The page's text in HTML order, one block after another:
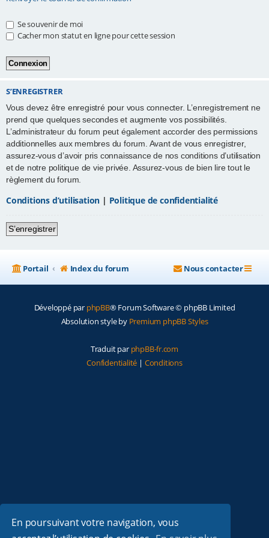
En poursuivant votre navigation, vous
Se souvenir de moi
Cacher mon statut en ligne pour cette session
S’ENREGISTRER
Vous devez être enregistré pour vous connecter. L’enregistrement ne
prend que quelques secondes et augmente vos possibilités.
L’administrateur du forum peut également accorder des permissions
additionnelles aux membres du forum. Avant de vous enregistrer,
assurez-vous d’avoir pris connaissance de nos conditions d’utilisation
et de notre politique de vie privée. Assurez-vous de bien lire tout le
règlement du forum.
Conditions d’utilisation | Politique de confidentialité
S’enregistrer
Portail Index du forum Nous contacter
Développé par phpBB® Forum Software © phpBB Limited
Absolution style by Premium phpBB Styles
Traduit par phpBB-fr.com
Confidentialité | Conditions